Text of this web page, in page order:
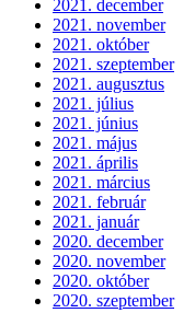
2021. december
2021. november
2021. október
2021. szeptember
2021. augusztus
2021. július
2021. június
2021. május
2021. április
2021. március
2021. február
2021. január
2020. december
2020. november
2020. október
2020. szeptember